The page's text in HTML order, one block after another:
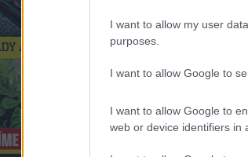
I want to allow my user
purposes.
I want to allow Google to
I want to allow Google to
web or device identifiers in